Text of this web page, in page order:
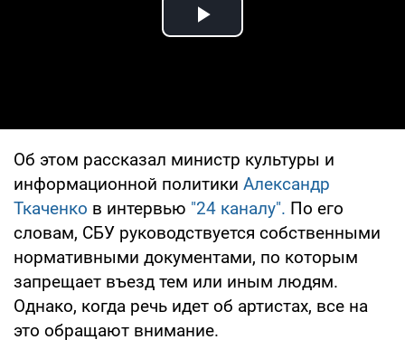
Play Video
Об этом рассказал министр культуры и
информационной политики Александр
Ткаченко в интервью "24 каналу". По его
словам, СБУ руководствуется собственными
нормативными документами, по которым
запрещает въезд тем или иным людям.
Однако, когда речь идет об артистах, все на
это обращают внимание.